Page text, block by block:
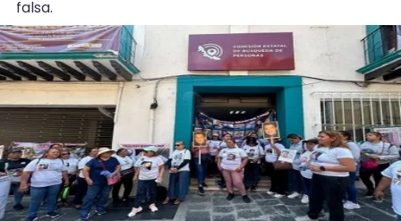
secuestrado en Veracruz: CEDH
15:37
Motociclista muere tras ser atropellado por
camioneta en Veracruz
2:42
Balacera en Poza Rica genera pánico en la
colonia Tepeyac
2:04
falsa.